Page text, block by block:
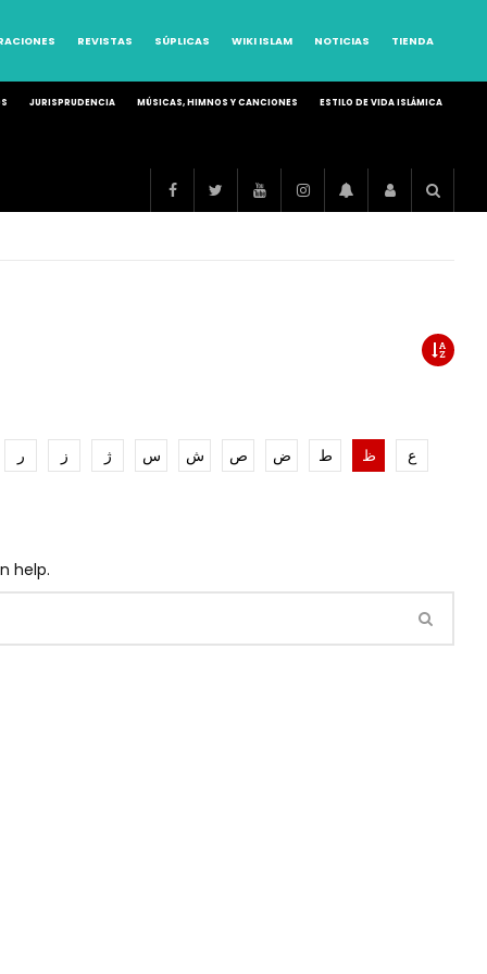
REVISTAS SÚPLICAS WIKI ISLAM NOTICIAS TIENDA
JURISPRUDENCIA MÚSICAS, HIMNOS Y CANCIONES ESTILO DE VIDA ISLÁMICA
ر ز ژ س ش ص ض ط ظ
ع
help.